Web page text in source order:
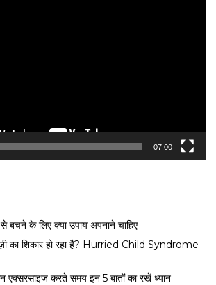
07:00
से बचने के लिए क्या उपाय अपनाने चाहिए
का शिकार हो रहा है? Hurried Child Syndrome
एक्सरसाइज करते समय इन 5 बातों का रखें ध्यान